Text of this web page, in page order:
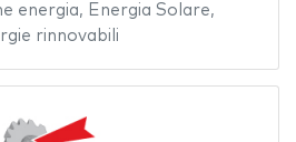
energia, Energia Solare,
rinnovabili